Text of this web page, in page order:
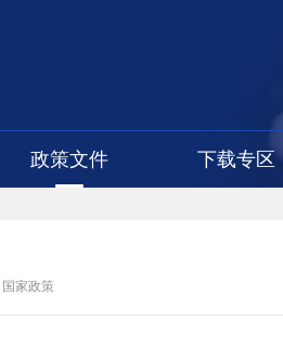
政策文件 下载专区
国家政策